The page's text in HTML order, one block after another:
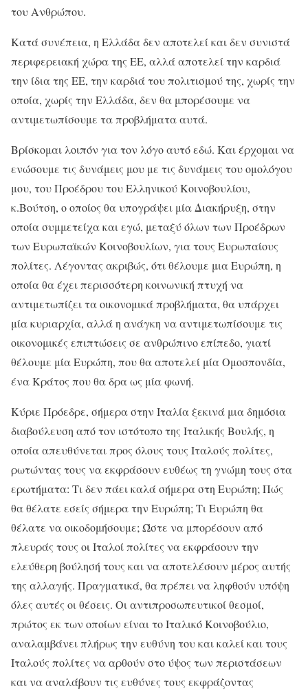
του Ανθρώπου.
Κατά συνέπεια, η Ελλάδα δεν αποτελεί και δεν συνιστά
περιφερειακή χώρα της ΕΕ, αλλά αποτελεί την καρδιά
την ίδια της ΕΕ, την καρδιά του πολιτισμού της, χωρίς την
οποία, χωρίς την Ελλάδα, δεν θα μπορέσουμε να
αντιμετωπίσουμε τα προβλήματα αυτά.
Βρίσκομαι λοιπόν για τον λόγο αυτό εδώ. Και έρχομαι να
ενώσουμε τις δυνάμεις μου με τις δυνάμεις του ομολόγου
μου, του Προέδρου του Ελληνικού Κοινοβουλίου,
κ.Βούτση, ο οποίος θα υπογράψει μία Διακήρυξη, στην
οποία συμμετείχα και εγώ, μεταξύ όλων των Προέδρων
των Ευρωπαϊκών Κοινοβουλίων, για τους Ευρωπαίους
πολίτες. Λέγοντας ακριβώς, ότι θέλουμε μια Ευρώπη, η
οποία θα έχει περισσότερη κοινωνική πτυχή να
αντιμετωπίζει τα οικονομικά προβλήματα, θα υπάρχει
μία κυριαρχία, αλλά η ανάγκη να αντιμετωπίσουμε τις
οικονομικές επιπτώσεις σε ανθρώπινο επίπεδο, γιατί
θέλουμε μία Ευρώπη, που θα αποτελεί μία Ομοσπονδία,
ένα Κράτος που θα δρα ως μία φωνή.
Κύριε Πρόεδρε, σήμερα στην Ιταλία ξεκινά μια δημόσια
διαβούλευση από τον ιστότοπο της Ιταλικής Βουλής, η
οποία απευθύνεται προς όλους τους Ιταλούς πολίτες,
ρωτώντας τους να εκφράσουν ευθέως τη γνώμη τους στα
ερωτήματα: Τι δεν πάει καλά σήμερα στη Ευρώπη; Πώς
θα θέλατε εσείς σήμερα την Ευρώπη; Τι Ευρώπη θα
θέλατε να οικοδομήσουμε; Ώστε να μπορέσουν από
πλευράς τους οι Ιταλοί πολίτες να εκφράσουν την
ελεύθερη βούλησή τους και να αποτελέσουν μέρος αυτής
της αλλαγής. Πραγματικά, θα πρέπει να ληφθούν υπόψη
όλες αυτές οι θέσεις. Οι αντιπροσωπευτικοί θεσμοί,
πρώτος εκ των οποίων είναι το Ιταλικό Κοινοβούλιο,
αναλαμβάνει πλήρως την ευθύνη του και καλεί και τους
Ιταλούς πολίτες να αρθούν στο ύψος των περιστάσεων
και να αναλάβουν τις ευθύνες τους εκφράζοντας